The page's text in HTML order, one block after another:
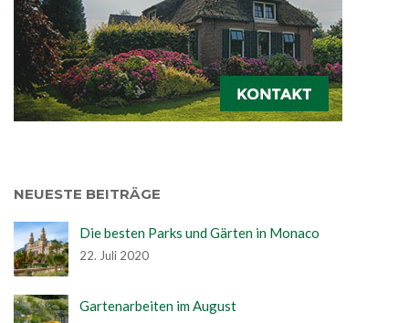
NEUESTE BEITRÄGE
Die besten Parks und Gärten in Monaco
22. Juli 2020
Gartenarbeiten im August